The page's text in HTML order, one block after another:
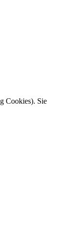
Cookies). Sie